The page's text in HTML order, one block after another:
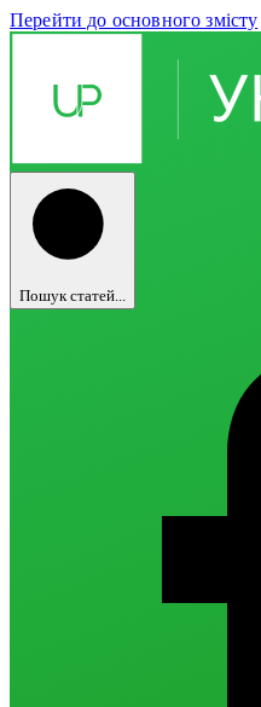
Перейти до основного змісту
Пошук статей...